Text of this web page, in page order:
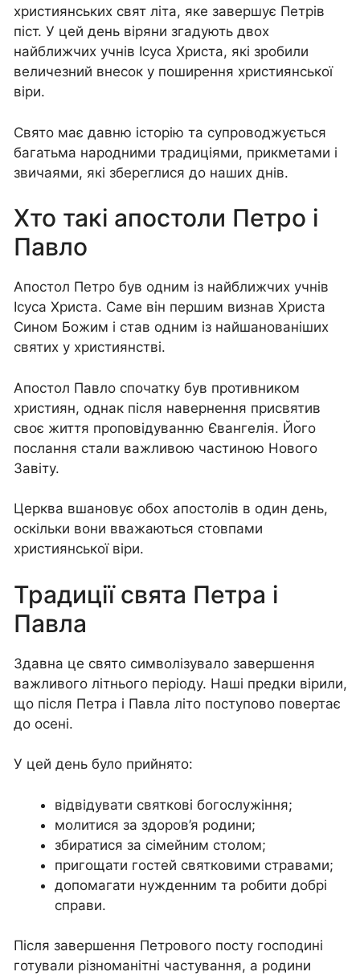
християнських свят літа, яке завершує Петрів
піст. У цей день віряни згадують двох
найближчих учнів Ісуса Христа, які зробили
величезний внесок у поширення християнської
віри.
Свято має давню історію та супроводжується
багатьма народними традиціями, прикметами і
звичаями, які збереглися до наших днів.
Хто такі апостоли Петро і
Павло
Апостол Петро був одним із найближчих учнів
Ісуса Христа. Саме він першим визнав Христа
Сином Божим і став одним із найшанованіших
святих у християнстві.
Апостол Павло спочатку був противником
християн, однак після навернення присвятив
своє життя проповідуванню Євангелія. Його
послання стали важливою частиною Нового
Завіту.
Церква вшановує обох апостолів в один день,
оскільки вони вважаються стовпами
християнської віри.
Традиції свята Петра і
Павла
Здавна це свято символізувало завершення
важливого літнього періоду. Наші предки вірили,
що після Петра і Павла літо поступово повертає
до осені.
У цей день було прийнято:
відвідувати святкові богослужіння;
молитися за здоров’я родини;
збиратися за сімейним столом;
пригощати гостей святковими стравами;
допомагати нужденним та робити добрі
справи.
Після завершення Петрового посту господині
готували різноманітні частування, а родини